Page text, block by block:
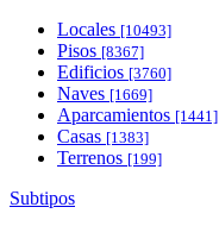
Locales [10493]
Pisos [8367]
Edificios [3760]
Naves [1669]
Aparcamientos [1441]
Casas [1383]
Terrenos [199]
Subtipos